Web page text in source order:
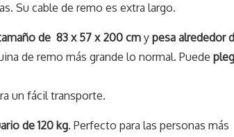
Su cable de remo es extra largo.
de 83 x 57 x 200 cm y pesa alrededor
de remo más grande lo normal. Puede
un fácil transporte.
de 120 kg. Perfecto para las personas más